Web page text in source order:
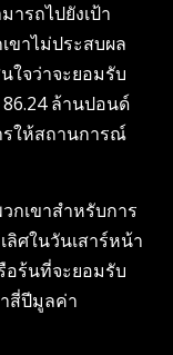
ารถไปยังเป้า
ขาไม่ประสบผล
ใจว่าจะยอมรับ
ล้านปอนด์
รให้สถานการณ์
กเขาสำหรับการ
ศในวันเสาร์หน้า
อร้นที่จะยอมรับ
สี่ปีมูลค่า